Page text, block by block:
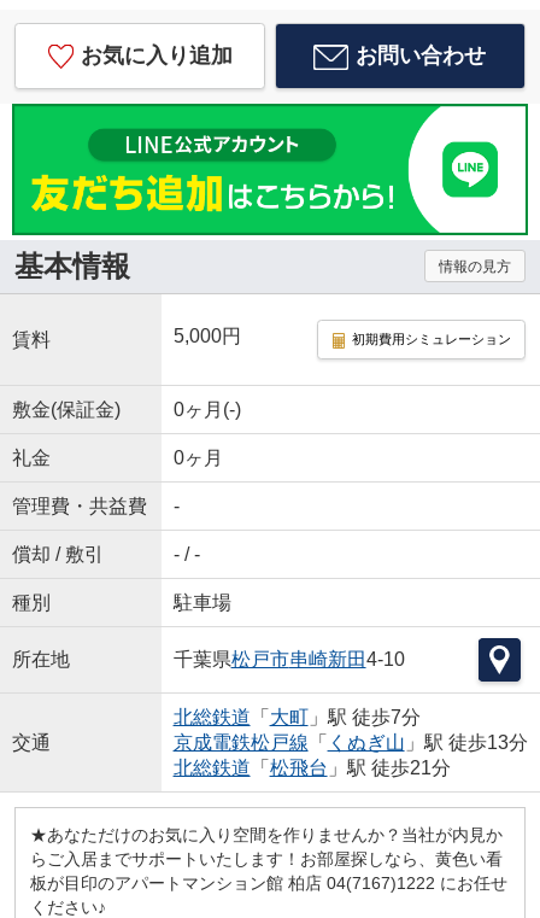
お気に入り追加 お問い合わせ
基本情報 情報の見方
賃料 5,000円 初期費用シミュレーション
敷金(保証金) 0ヶ月(-)
礼金 0ヶ月
管理費・共益費 -
償却 / 敷引 - / -
種別 駐車場
所在地 千葉県松戸市串崎新田4‐10
交通
北総鉄道 「 大町」駅 徒歩7分
京成電鉄松戸線 「 くぬぎ山 」駅 徒歩13分
北総鉄道 「 松飛台 」駅 徒歩21分
★あなただけのお気に入り空間を作りませんか？当社が内見か
らご入居までサポートいたします！お部屋探しなら、黄色い看
板が目印のアパートマンション館 柏店 04(7167)1222 にお任せ
ください♪